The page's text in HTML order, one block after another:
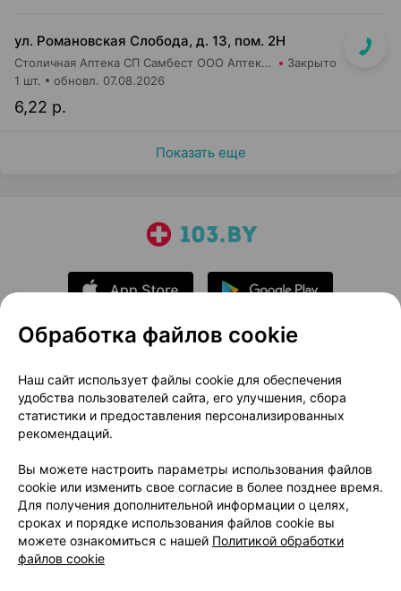
ул. Романовская Слобода, д. 13, пом. 2Н
Столичная Аптека СП Самбест ООО Аптека №18 Закрыто
6,22 р.
1 шт. обновл. 07.08.2026
Показать еще
О проекте
Новости проекта
Размещение рекламы
Медицинский маркетинг
Публичный договор
Доставка
Способы оплаты
Вакансии
Партнеры
Написать руководителю 103.by
Написать в поддержку
Персональные настройки Cookie
Обработка файлов cookie
Наш сайт использует файлы cookie для обеспечения
удобства пользователей сайта, его улучшения, сбора
статистики и предоставления персонализированных
рекомендаций.
Вы можете настроить параметры использования файлов
cookie или изменить свое согласие в более позднее время.
Для получения дополнительной информации о целях,
сроках и порядке использования файлов cookie вы
можете ознакомиться с нашей Политикой обработки
файлов cookie